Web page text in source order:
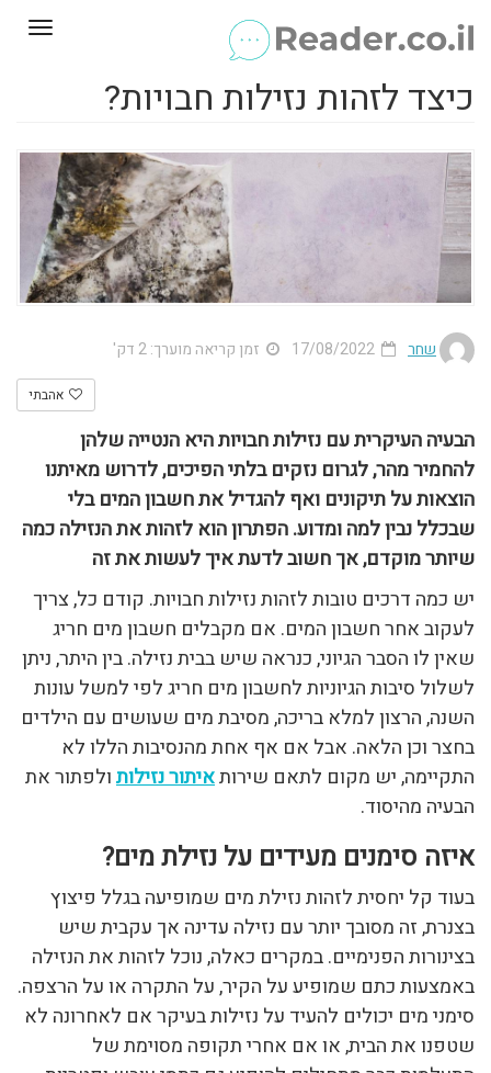
כיצד לזהות נזילות חבויות?
שחר זמן קריאה מוערך: 2 דק'
אהבתי
הבעיה העיקרית עם נזילות חבויות היא הנטייה שלהן
להחמיר מהר, לגרום נזקים בלתי הפיכים, לדרוש מאיתנו
הוצאות על תיקונים ואף להגדיל את חשבון המים בלי
שבכלל נבין למה ומדוע. הפתרון הוא לזהות את הנזילה כמה
שיותר מוקדם, אך חשוב לדעת איך לעשות את זה
יש כמה דרכים טובות לזהות נזילות חבויות. קודם כל, צריך
לעקוב אחר חשבון המים. אם מקבלים חשבון מים חריג
שאין לו הסבר הגיוני, כנראה שיש בבית נזילה. בין היתר, ניתן
לשלול סיבות הגיוניות לחשבון מים חריג לפי למשל עונות
השנה, הרצון למלא בריכה, מסיבת מים שעושים עם הילדים
בחצר וכן הלאה. אבל אם אף אחת מהנסיבות הללו לא
התקיימה, יש מקום לתאם שירותאיתור נזילותולפתור את
הבעיה מהיסוד.
איזה סימנים מעידים על נזילת מים?
בעוד קל יחסית לזהות נזילת מים שמופיעה בגלל פיצוץ
בצנרת, זה מסובך יותר עם נזילה עדינה אך עקבית שיש
בצינורות הפנימיים. במקרים כאלה, נוכל לזהות את הנזילה
באמצעות כתם שמופיע על הקיר, על התקרה או על הרצפה.
סימני מים יכולים להעיד על נזילות בעיקר אם לאחרונה לא
שטפנו את הבית, או אם אחרי תקופה מסוימת של